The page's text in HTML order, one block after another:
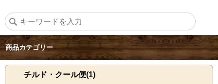
商品カテゴリー
チルド・クール便(1)